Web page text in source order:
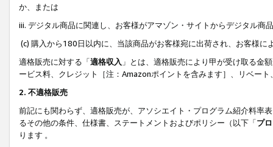
か、または
iii. デジタル商品に関連し、お客様がアマゾン・サイトからデジタル
(c) 購入から180日以内に、当該商品がお客様宛に出荷され、お客様
適格販売に対する「適格収入 」とは、適格販売により甲が受け取る金
ービス料、クレジット［注：Amazonポイントを含みます］、リベー
2. 不適格販売
前記にも関わらず、適格販売が、アソシエイト・プログラム紹介料率
るその他の条件、仕様書、ステートメントおよびポリシー（以下「プ
ります 。